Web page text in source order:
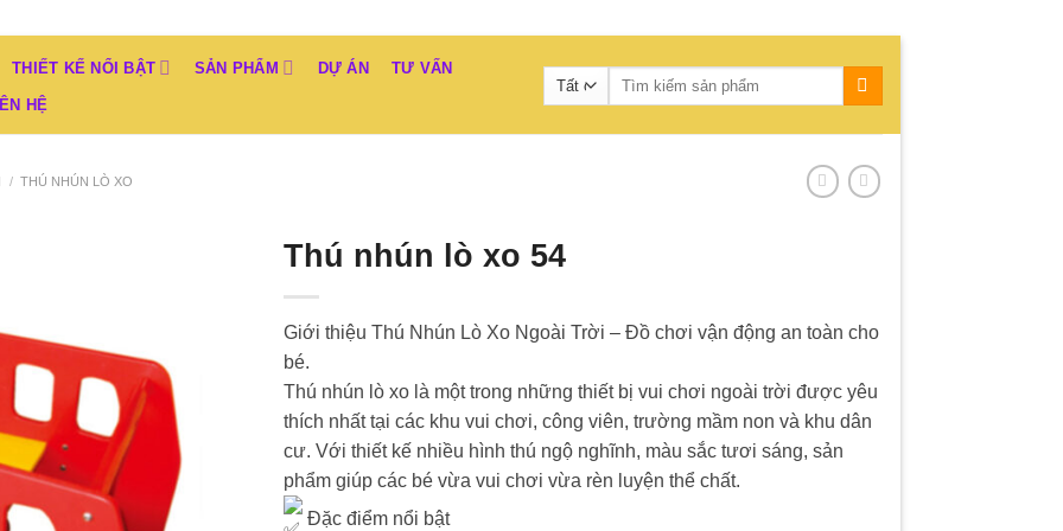
THIẾT KẾ NỔI BẬT SẢN PHẨM DỰ ÁN TƯ VẤN
HỆ
Tìm
/ THÚ NHÚN LÒ XO
Thú nhún lò xo 54
Giới thiệu Thú Nhún Lò Xo Ngoài Trời – Đồ chơi vận động an toàn cho
bé.
Thú nhún lò xo là một trong những thiết bị vui chơi ngoài trời được yêu
thích nhất tại các khu vui chơi, công viên, trường mầm non và khu dân
cư. Với thiết kế nhiều hình thú ngộ nghĩnh, màu sắc tươi sáng, sản
phẩm giúp các bé vừa vui chơi vừa rèn luyện thể chất.
Đặc điểm nổi bật